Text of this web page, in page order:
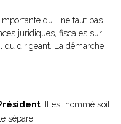
qu’il ne faut pas
juridiques, fiscales sur
du dirigeant. La démarche
. Il est nommé soit
séparé.